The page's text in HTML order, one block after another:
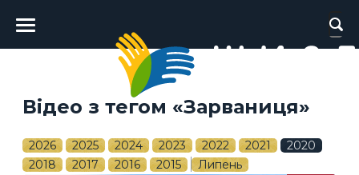
Головне
меню
Відео з тегом «Зарваниця»
2026 2025 2024 2023 2022 2021
2020
2018
2017 2016 2015 Липень